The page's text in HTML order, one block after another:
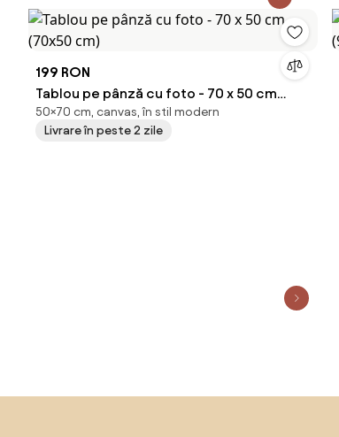
199 RON
Tablou pe pânză cu foto - 70 x 50 cm
(70x50 cm)
50×70 cm, canvas, în stil modern
Livrare în peste 2 zile